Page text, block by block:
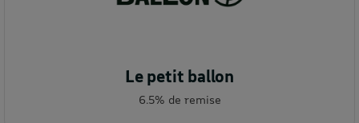
Le petit ballon
6.5% de remise